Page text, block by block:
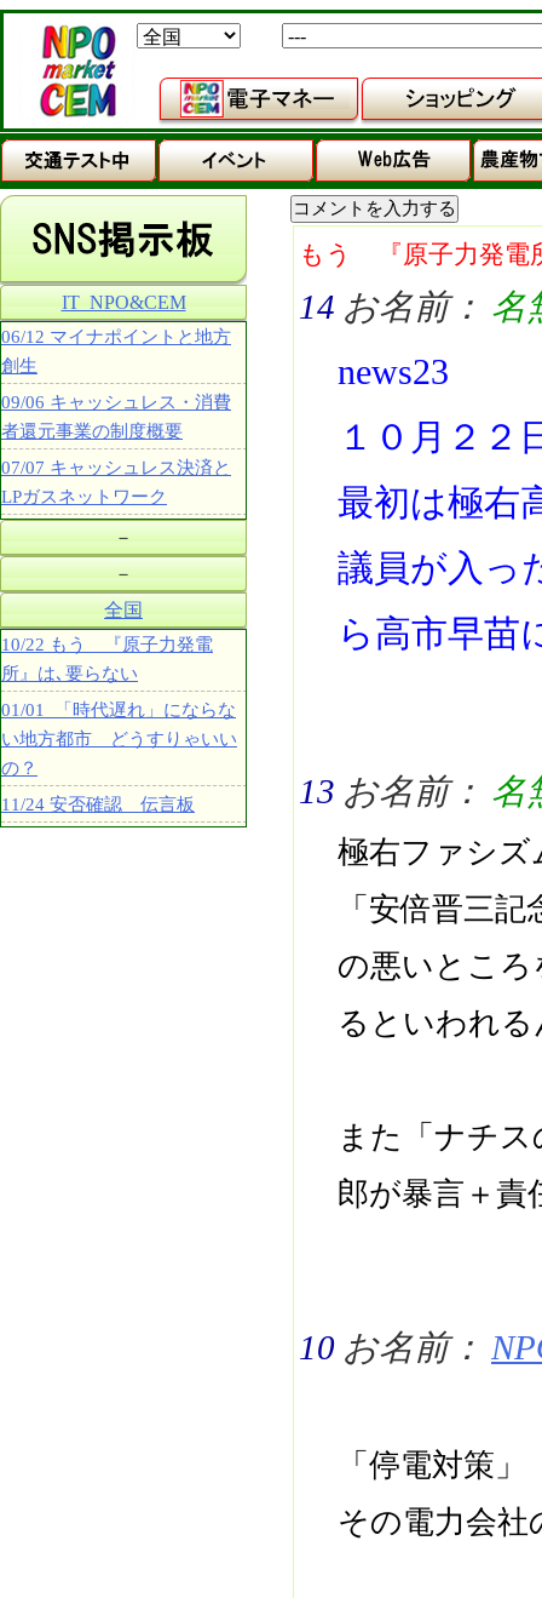
もう 『原子力発電
14 お名前： 名
news23
１０月２２
最初は極右
議員が入っ
ら高市早苗
13 お名前： 名
極右ファシズ
「安倍晋三
の悪いとこ
るといわれ
また「ナチ
郎が暴言＋責
10 お名前：
「停電対策
その電力会
IT_NPO&CEM
06/12 マイナポイントと地方
創生
09/06 キャッシュレス・消費
者還元事業の制度概要
07/07 キャッシュレス決済と
LPガスネットワーク
－
－
全国
10/22 もう 『原子力発電
所』は､要らない
01/01 「時代遅れ」にならな
い地方都市 どうすりゃいい
の？
11/24 安否確認 伝言板